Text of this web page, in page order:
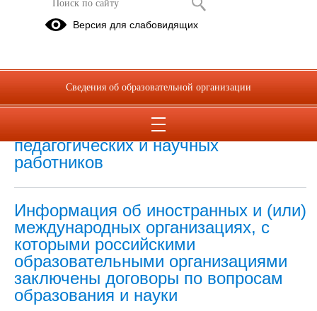
Численность иностранных
программам
Численность иностранных
педагогических и научных
работников
Информация об иностранных и (или)
международных организациях, с
которыми российскими
образовательными организациями
заключены договоры по вопросам
образования и науки
Версия для слабовидящих
Сведения об образовательной организации